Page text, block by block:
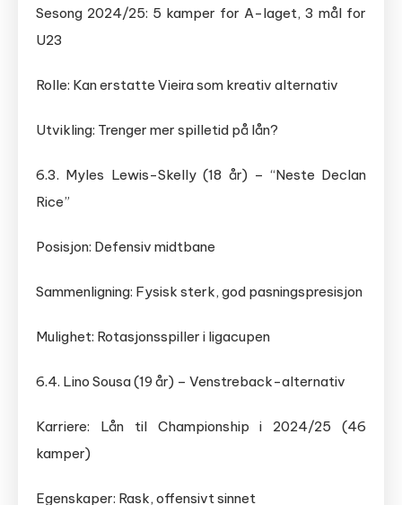
Sesong 2024/25: 5 kamper for A-laget, 3 mål for
U23
Rolle: Kan erstatte Vieira som kreativ alternativ
Utvikling: Trenger mer spilletid på lån?
6.3. Myles Lewis-Skelly (18 år) – “Neste Declan
Rice”
Posisjon: Defensiv midtbane
Sammenligning: Fysisk sterk, god pasningspresisjon
Mulighet: Rotasjonsspiller i ligacupen
6.4. Lino Sousa (19 år) – Venstreback-alternativ
Karriere: Lån til Championship i 2024/25 (46
kamper)
Egenskaper: Rask, offensivt sinnet